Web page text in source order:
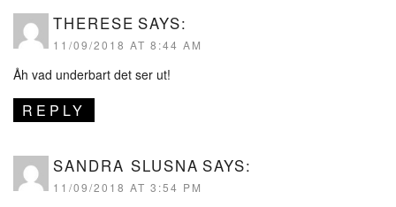
THERESE SAYS:
11/09/2018 AT 8:44 AM
Åh vad underbart det ser ut!
REPLY
SANDRA SLUSNA SAYS:
11/09/2018 AT 3:54 PM